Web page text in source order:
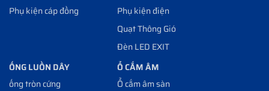
Phụ kiện cáp đồng
Phụ kiện điện
Quạt Thông Gió
Đèn LED EXIT
ỐNG LUỒN DÂY
ống tròn cứng
Ổ CẮM ÂM
Ổ cắm âm sàn